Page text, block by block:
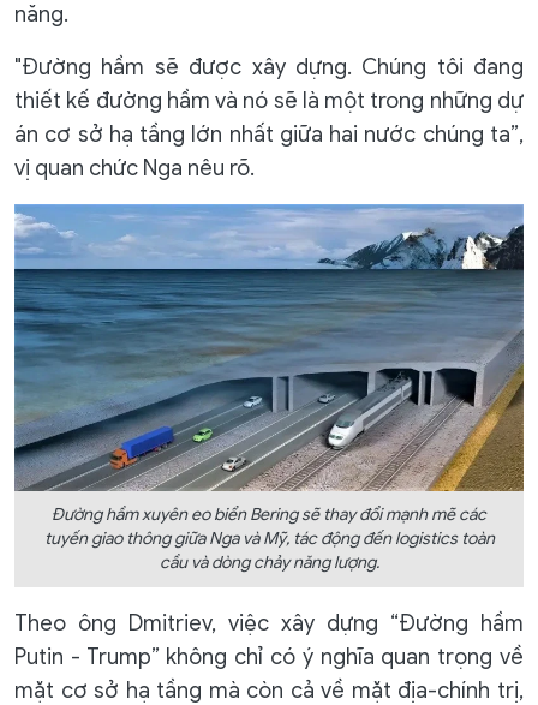
năng.
"Đường hầm sẽ được xây dựng. Chúng tôi đang
thiết kế đường hầm và nó sẽ là một trong những dự
án cơ sở hạ tầng lớn nhất giữa hai nước chúng ta”,
vị quan chức Nga nêu rõ.
Đường hầm xuyên eo biển Bering sẽ thay đổi mạnh mẽ các
tuyến giao thông giữa Nga và Mỹ, tác động đến logistics toàn
cầu và dòng chảy năng lượng.
Theo ông Dmitriev, việc xây dựng “Đường hầm
Putin - Trump” không chỉ có ý nghĩa quan trọng về
mặt cơ sở hạ tầng mà còn cả về mặt địa-chính trị,